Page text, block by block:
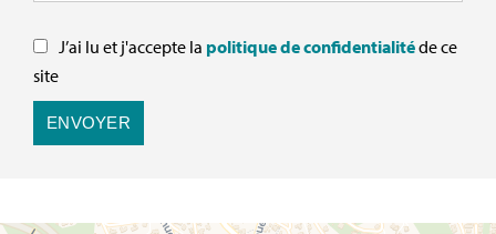
J’ai lu et j'accepte la politique de confidentialitéde ce
site
ENVOYER